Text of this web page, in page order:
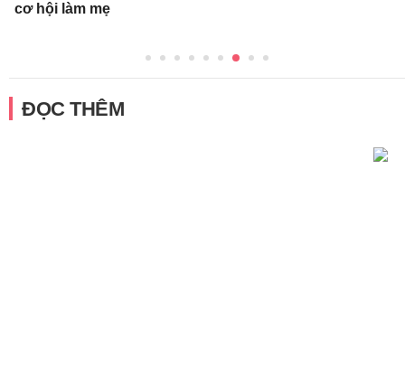
cơ hội làm mẹ
ĐỌC THÊM